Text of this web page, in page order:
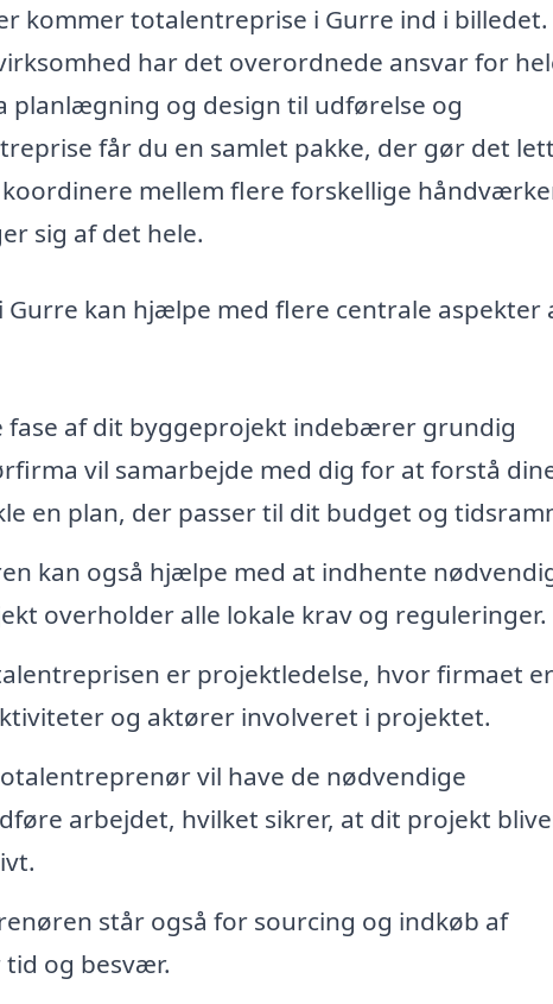
kommer totalentreprise i Gurre ind i billedet.
har det overordnede ansvar for
og design til udførelse og
får du en samlet pakke, der gør det
mellem flere forskellige
sig af det hele.
kan hjælpe med flere centrale aspekter
fase af dit byggeprojekt indebærer grundig
vil samarbejde med dig for at forstå
en plan, der passer til dit budget og
kan også hjælpe med at indhente
overholder alle lokale krav og reguleringer.
er projektledelse, hvor firmaet er
og aktører involveret i projektet.
vil have de nødvendige
arbejdet, hvilket sikrer, at dit projekt
står også for sourcing og indkøb af
og besvær.